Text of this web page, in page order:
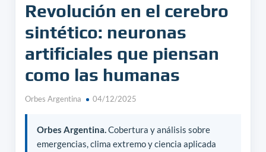
Revolución en el cerebro
sintético: neuronas
artificiales que piensan
como las humanas
Orbes Argentina 04/12/2025
Orbes Argentina.Cobertura y análisis sobre
emergencias, clima extremo y ciencia aplicada